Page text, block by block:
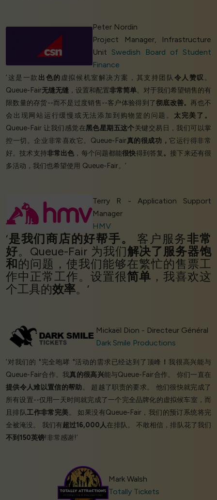
Peter Nordin
Project Manager, Infrastructure
Unit Swedish Board of Student
Finance
‘这是一款 出色的虚拟候机室解决方案，其支持团队 令人赞叹。
Queue-Fair无缝无缝 ，设置和配置非常简单。对于我们希望销售的有
限数量的存货--而不是过度销售--客户体验得到了彻底改善。再也不
会出现网站运行缓慢或无法添加到购物篮的问题。 太完美了。
Queue-Fair 让我们感觉在黑色星期五这个关键交易日，我们可以掌
控一切。企业非常喜欢它。Queue-Fair真的很成功，它运行得非常
好。技术支持非常出色 ，每个问题都能很快得到答复。接下来还有很
多活动，我们也希望使用 Queue-Fair。’
Terry R - Application Support
Manager
HMV
‘是我们商店的好帮手。 客户服务非常
好。Queue-Fair 为我们解决了服务器饱
和的问题，使我们能够在繁忙的售票工
作中正常工作。设置很简单 ，我喜欢这
个工具的效率。’
Mickaël Dion - Directeur Général
Dark Smile Productions
‘对我们的 "完全咆哮 "活动的需求已经达到了顶峰 ！ 我很高兴能与
Queue-Fair合作。我真的很高兴能与Queue-Fair合作。 你们一直在
提供令人难以置信的帮助。 超越了职责的要求。 他们很快就完成了
所有设置--仅用一天时间就完成了一个完全品牌化的虚拟候车室，而
且排队工作非常完美。 如果没有Queue-Fair，我们的预订系统将完
全被淹没。 我们有超过16,000人在排队。 不敢相信，排队花了我们
不到150英镑!非常感谢!’
Mark Walsh
Totally Tickets